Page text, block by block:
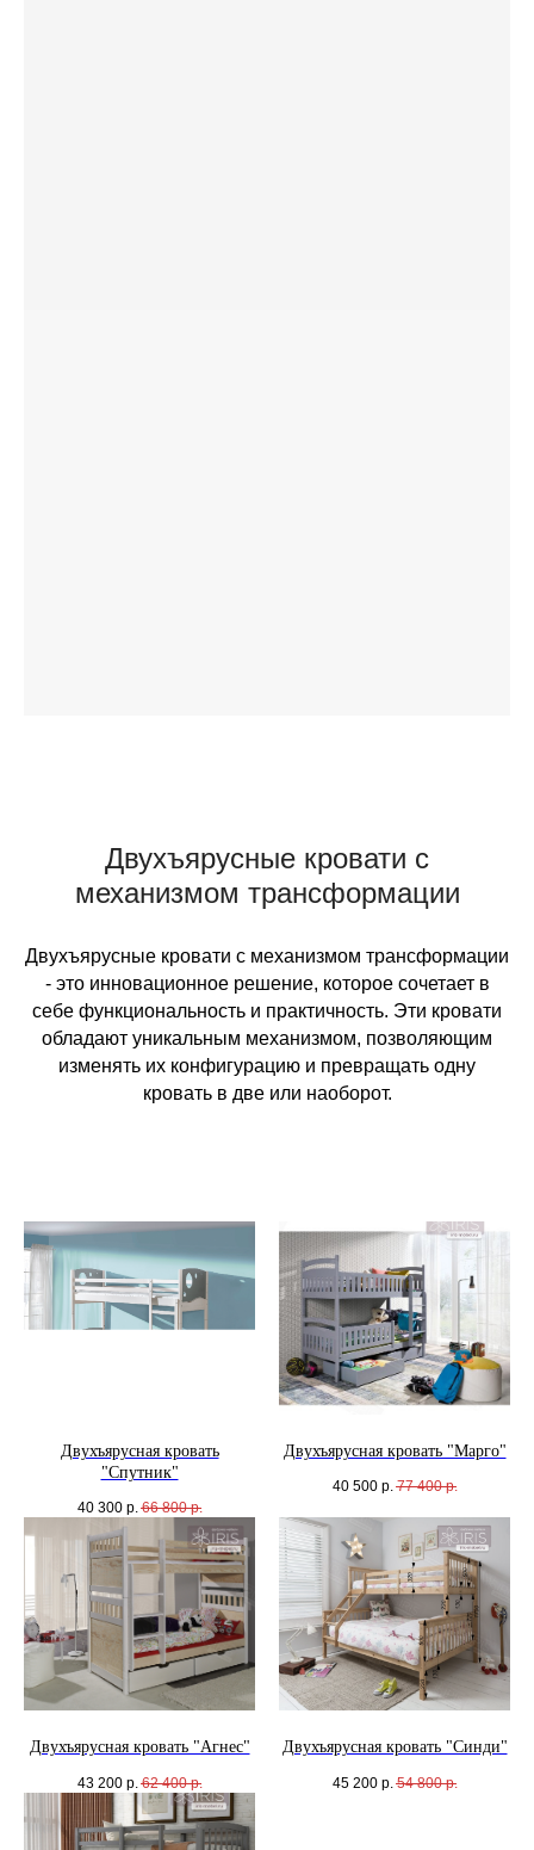
Двухъярусные кровати с
механизмом трансформации
Двухъярусные кровати с механизмом трансформации
- это инновационное решение, которое сочетает в
себе функциональность и практичность. Эти кровати
обладают уникальным механизмом, позволяющим
изменять их конфигурацию и превращать одну
кровать в две или наоборот.
Двухъярусная кровать
"Спутник"
40 300 р. 66 800 р.
Двухъярусная кровать "Марго"
40 500 р. 77 400 р.
Двухъярусная кровать "Агнес"
43 200 р. 62 400 р.
Двухъярусная кровать "Синди"
45 200 р. 54 800 р.